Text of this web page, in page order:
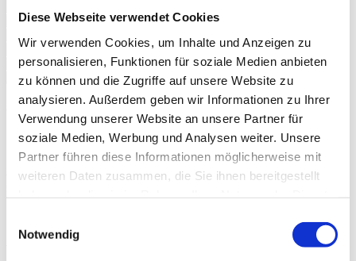
Diese Webseite verwendet Cookies
Wir verwenden Cookies, um Inhalte und Anzeigen zu
personalisieren, Funktionen für soziale Medien anbieten
zu können und die Zugriffe auf unsere Website zu
analysieren. Außerdem geben wir Informationen zu Ihrer
Verwendung unserer Website an unsere Partner für
soziale Medien, Werbung und Analysen weiter. Unsere
Partner führen diese Informationen möglicherweise mit
weiteren Daten zusammen, die Sie ihnen bereitgestellt
Notwendig
Phébus
dim, 04 nov 2007, 20H00 | ULTIMATE
ROCK
Après le passage de «Deep Purple» et «Status Quo», la scène du